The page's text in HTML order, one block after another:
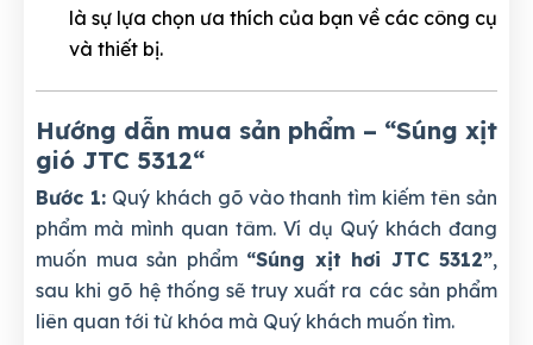
là sự lựa chọn ưa thích của bạn về các công cụ
và thiết bị.
Hướng dẫn mua sản phẩm – “Súng xịt
gió JTC 5312“
Bước 1:Quý khách gõ vào thanh tìm kiếm tên sản
phẩm mà mình quan tâm. Ví dụ Quý khách đang
muốn mua sản phẩm “Súng xịt hơi JTC 5312”,
sau khi gõ hệ thống sẽ truy xuất ra các sản phẩm
liên quan tới từ khóa mà Quý khách muốn tìm.